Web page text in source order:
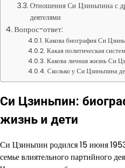
Отношения Си Цзиньпина с
деятелями
Вопрос-ответ:
Какова биография Си
Какая политическая
Какова личная жизнь Си
Сколько у Си Цзиньпина
Си Цзиньпин:
жизнь и дети
Си Цзиньпин родился 15 июня
семье влиятельного партийного